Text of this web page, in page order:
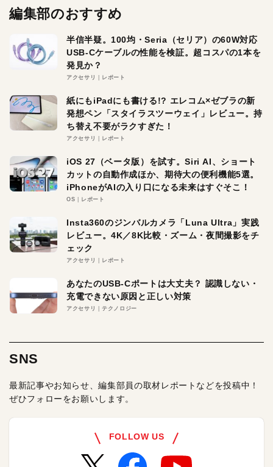
編集部のおすすめ
半信半疑。100均・Seria（セリア）の60W対応
USB-Cケーブルの性能を検証。超コスパの1本を
発見か？
アクセサリ レポート
紙にもiPadにも書ける!? エレコム×ゼブラの新
発想ペン「スタイラスツーウェイ」レビュー。持
ち替え不要がラクすぎた！
アクセサリ レポート
iOS 27（ベータ版）を試す。Siri AI、ショート
カットの自動作成ほか、期待大の便利機能5選。
iPhoneがAIの入り口になる未来はすぐそこ！
OS レポート
Insta360のジンバルカメラ「Luna Ultra」実践
レビュー。4K／8K比較・ズーム・夜間撮影をチ
ェック
アクセサリ レポート
あなたのUSB-Cポートは大丈夫？ 認識しない・
充電できない原因と正しい対策
アクセサリ テクノロジー
SNS
最新記事やお知らせ、編集部員の取材レポートなどを投稿中！
ぜひフォローをお願いします。
FOLLOW US